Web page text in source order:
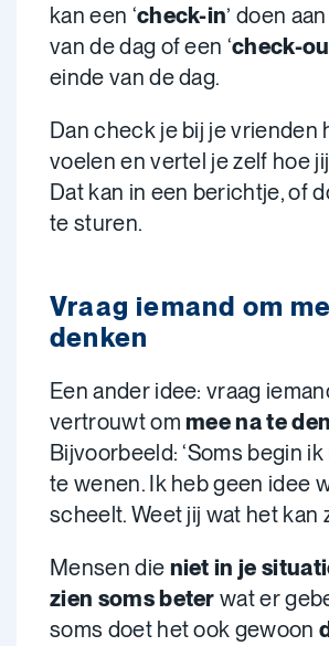
kan een ‘check-in’ doen
van de dag of een ‘check-
einde van de dag.
Dan check je bij je vrienden
voelen en vertel je zelf hoe
Dat kan in een berichtje, of
te sturen.
Vraag iemand om
denken
Een ander idee: vraag
vertrouwt ommee na te
Bijvoorbeeld: ‘Soms begin
te wenen. Ik heb geen idee
scheelt. Weet jij wat het kan
Mensen die niet in je
zien somsbeterwat er
soms doet het ook gewoon